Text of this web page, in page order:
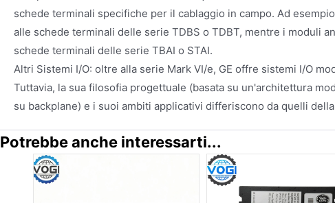
schede terminali specifiche per il cablaggio in campo. Ad
alle schede terminali delle serie TDBS o TDBT, mentre i moduli
schede terminali delle serie TBAI o STAI.
Altri Sistemi I/O: oltre alla serie Mark VI/e, GE offre sistemi I/O
Tuttavia, la sua filosofia progettuale (basata su un'architettura
su backplane) e i suoi ambiti applicativi differiscono da quelli
Potrebbe anche interessarti...